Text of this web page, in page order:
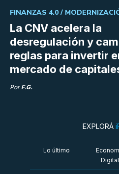
La CNV acelera la
desregulación y
reglas para invertir
mercado de
FINANZAS 4.0 /
Por F.G.
EXPLORÁ
Lo último
Digital